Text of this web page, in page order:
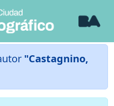
"Castagnino,